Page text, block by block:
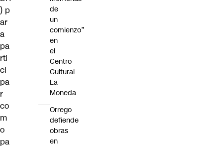
) p
ar
a
pa
rti
ci
pa
r
co
m
o
pa
de
un
comienzo”
en
el
Centro
Cultural
La
Moneda
Orrego
defiende
obras
en